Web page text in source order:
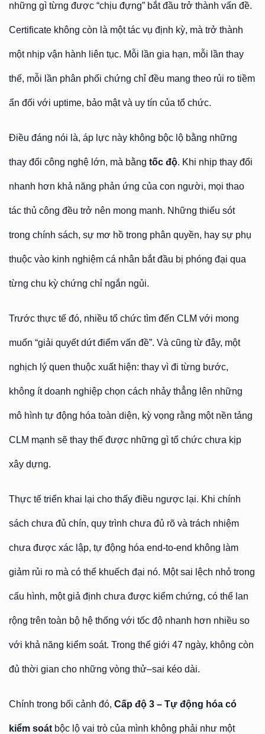
những gì từng được “chịu đựng” bắt đầu trở thành vấn đề.
Certificate không còn là một tác vụ định kỳ, mà trở thành
một nhịp vận hành liên tục. Mỗi lần gia hạn, mỗi lần thay
thế, mỗi lần phân phối chứng chỉ đều mang theo rủi ro tiềm
ẩn đối với uptime, bảo mật và uy tín của tổ chức.
Điều đáng nói là, áp lực này không bộc lộ bằng những
thay đổi công nghệ lớn, mà bằng tốc độ. Khi nhịp thay đổi
nhanh hơn khả năng phản ứng của con người, mọi thao
tác thủ công đều trở nên mong manh. Những thiếu sót
trong chính sách, sự mơ hồ trong phân quyền, hay sự phụ
thuộc vào kinh nghiệm cá nhân bắt đầu bị phóng đại qua
từng chu kỳ chứng chỉ ngắn ngủi.
Trước thực tế đó, nhiều tổ chức tìm đến CLM với mong
muốn “giải quyết dứt điểm vấn đề”. Và cũng từ đây, một
nghịch lý quen thuộc xuất hiện: thay vì đi từng bước,
không ít doanh nghiệp chọn cách nhảy thẳng lên những
mô hình tự động hóa toàn diện, kỳ vọng rằng một nền tảng
CLM mạnh sẽ thay thế được những gì tổ chức chưa kịp
xây dựng.
Thực tế triển khai lại cho thấy điều ngược lại. Khi chính
sách chưa đủ chín, quy trình chưa đủ rõ và trách nhiệm
chưa được xác lập, tự động hóa end-to-end không làm
giảm rủi ro mà có thể khuếch đại nó. Một sai lệch nhỏ trong
cấu hình, một giả định chưa được kiểm chứng, có thể lan
rộng trên toàn bộ hệ thống với tốc độ nhanh hơn nhiều so
với khả năng kiểm soát. Trong thế giới 47 ngày, không còn
đủ thời gian cho những vòng thử–sai kéo dài.
Chính trong bối cảnh đó, Cấp độ 3 – Tự động hóa có
kiểm soát bộc lộ vai trò của mình không phải như một